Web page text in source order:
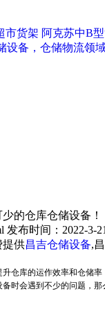
市货架 阿克苏中B
设备，仓储物流领
的仓库仓储设备！
发布时间：2022-3-
提供昌吉仓储设备,
仓库的运作效率和仓储
时会遇到不少的问题，